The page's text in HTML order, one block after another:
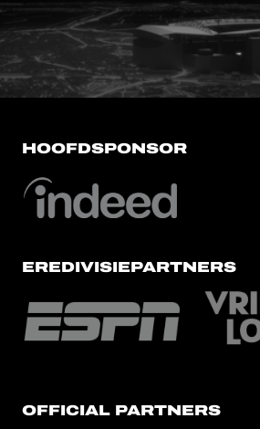
FC
HOOFDSPONSOR
EREDIVISIEPARTNERS
OFFICIAL PARTNERS